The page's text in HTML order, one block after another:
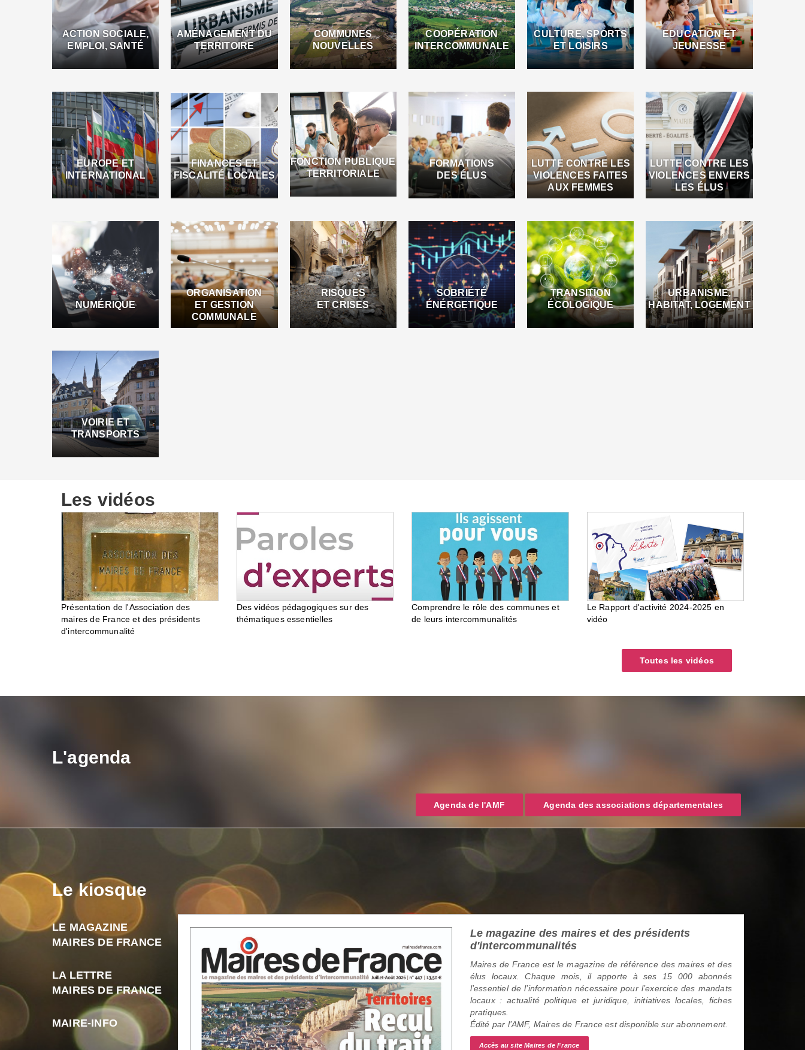
ACTION SOCIALE,
EMPLOI, SANTÉ
AMÉNAGEMENT DU
TERRITOIRE
COMMUNES
NOUVELLES
COOPÉRATION
INTERCOMMUNALE
CULTURE, SPORTS
ET LOISIRS
EDUCATION ET
JEUNESSE
EUROPE ET
INTERNATIONAL
FINANCES ET
FISCALITÉ LOCALES
FONCTION PUBLIQUE
TERRITORIALE
FORMATIONS
DES ÉLUS
LUTTE CONTRE LES
VIOLENCES FAITES
AUX FEMMES
LUTTE CONTRE LES
VIOLENCES ENVERS
LES ÉLUS
NUMÉRIQUE
ORGANISATION
ET GESTION
COMMUNALE
RISQUES
ET CRISES
SOBRIÉTÉ
ÉNÉRGETIQUE
TRANSITION
ÉCOLOGIQUE
URBANISME,
HABITAT, LOGEMENT
VOIRIE ET
TRANSPORTS
Les vidéos
Présentation de l'Association des
maires de France et des présidents
d'intercommunalité
Des vidéos pédagogiques sur des
thématiques essentielles
Comprendre le rôle des communes et
de leurs intercommunalités
Le Rapport d'activité 2024-2025 en
vidéo
Toutes les vidéos
L'agenda
Agenda de l'AMF Agenda des associations départementales
Le kiosque
LE MAGAZINE
MAIRES DE FRANCE
LA LETTRE
MAIRES DE FRANCE
MAIRE-INFO
Le magazine des maires et des présidents
d'intercommunalités
Maires de France est le magazine de référence des maires et des
élus locaux. Chaque mois, il apporte à ses 15 000 abonnés
l’essentiel de l’information nécessaire pour l’exercice des mandats
locaux : actualité politique et juridique, initiatives locales, fiches
pratiques.
Édité par l’AMF, Maires de France est disponible sur abonnement.
Accès au site Maires de France